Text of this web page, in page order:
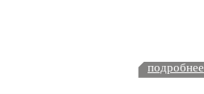
подробнее